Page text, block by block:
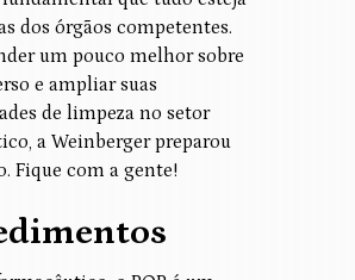
dos órgãos competentes.
um pouco melhor sobre
e ampliar suas
de limpeza no setor
a Weinberger preparou
Fique com a gente!